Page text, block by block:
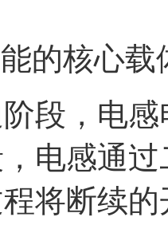
的核心载
段，电
电感通
程将断续